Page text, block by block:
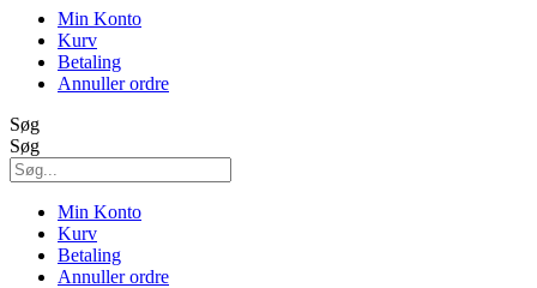
Min Konto
Kurv
Betaling
Annuller ordre
Søg
Søg
Min Konto
Kurv
Betaling
Annuller ordre